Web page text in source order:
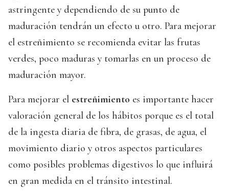
astringente y dependiendo de su punto de
maduración tendrán un efecto u otro. Para mejorar
el estreñimiento se recomienda evitar las frutas
verdes, poco maduras y tomarlas en un proceso de
maduración mayor.
Para mejorar el estreñimiento es importante hacer
valoración general de los hábitos porque es el total
de la ingesta diaria de fibra, de grasas, de agua, el
movimiento diario y otros aspectos particulares
como posibles problemas digestivos lo que influirá
en gran medida en el tránsito intestinal.